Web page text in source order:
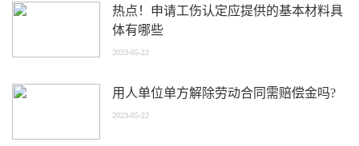
热点！申请工伤认定应提供的基本材料具
体有哪些
2023-05-22
用人单位单方解除劳动合同需赔偿金吗?
2023-05-22